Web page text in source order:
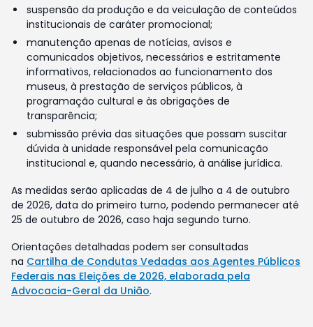
suspensão da produção e da veiculação de conteúdos
institucionais de caráter promocional;
manutenção apenas de notícias, avisos e
comunicados objetivos, necessários e estritamente
informativos, relacionados ao funcionamento dos
museus, à prestação de serviços públicos, à
programação cultural e às obrigações de
transparência;
submissão prévia das situações que possam suscitar
dúvida à unidade responsável pela comunicação
institucional e, quando necessário, à análise jurídica.
As medidas serão aplicadas de 4 de julho a 4 de outubro
de 2026, data do primeiro turno, podendo permanecer até
25 de outubro de 2026, caso haja segundo turno.
Orientações detalhadas podem ser consultadas
na Cartilha de Condutas Vedadas aos Agentes Públicos
Federais nas Eleições de 2026, elaborada pela
Advocacia-Geral da União.